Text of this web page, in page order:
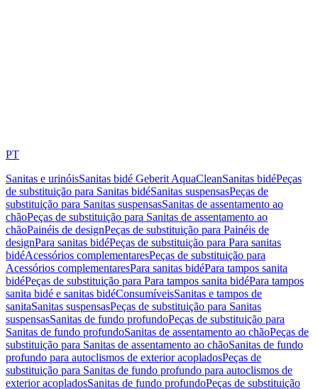
PT
Sanitas e urinóisSanitas bidé Geberit AquaCleanSanitas bidéPeças
de substituição para Sanitas bidéSanitas suspensasPeças de
substituição para Sanitas suspensasSanitas de assentamento ao
chãoPeças de substituição para Sanitas de assentamento ao
chãoPainéis de designPeças de substituição para Painéis de
designPara sanitas bidéPeças de substituição para Para sanitas
bidéAcessórios complementaresPeças de substituição para
Acessórios complementaresPara sanitas bidéPara tampos sanita
bidéPeças de substituição para Para tampos sanita bidéPara tampos
sanita bidé e sanitas bidéConsumíveisSanitas e tampos de
sanitaSanitas suspensasPeças de substituição para Sanitas
suspensasSanitas de fundo profundoPeças de substituição para
Sanitas de fundo profundoSanitas de assentamento ao chãoPeças de
substituição para Sanitas de assentamento ao chãoSanitas de fundo
profundo para autoclismos de exterior acopladosPeças de
substituição para Sanitas de fundo profundo para autoclismos de
exterior acopladosSanitas de fundo profundoPeças de substituição